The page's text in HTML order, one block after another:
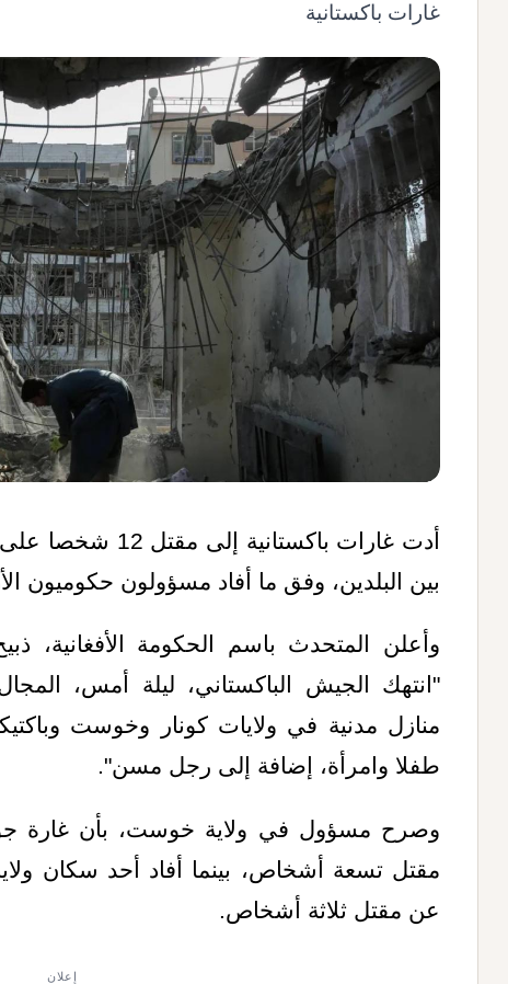
غارات باكستانية
أدت غارات
بين البلدين، وفق ما أفاد مسؤولون حكوميون
وأعلن المتحدث باسم الحكومة الأفغانية،
"انتهك الجيش الباكستاني، ليلة أمس،
طفلا وامرأة، إضافة إلى رجل مسن".
وصرح مسؤول في ولاية خوست، بأن غارة
مقتل تسعة أشخاص، بينما أفاد أحد سكان
عن مقتل ثلاثة أشخاص.
إعلان